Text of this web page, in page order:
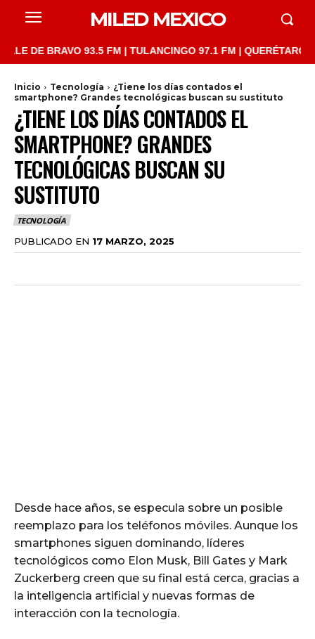
MILED MEXICO
BRAVO 93.5 FM | TULANCINGO 97.1 FM | QUERÉTARO
Inicio Tecnología
¿Tiene los días contados el
smartphone? Grandes tecnológicas buscan su sustituto
¿TIENE LOS DÍAS CONTADOS EL
SMARTPHONE? GRANDES
TECNOLÓGICAS BUSCAN SU
SUSTITUTO
TECNOLOGÍA
PUBLICADO EN 17 MARZO, 2025
Desde hace años, se especula sobre un posible
reemplazo para los teléfonos móviles. Aunque los
smartphones siguen dominando, líderes
tecnológicos como Elon Musk, Bill Gates y Mark
Zuckerberg creen que su final está cerca, gracias a
la inteligencia artificial y nuevas formas de
interacción con la tecnología.